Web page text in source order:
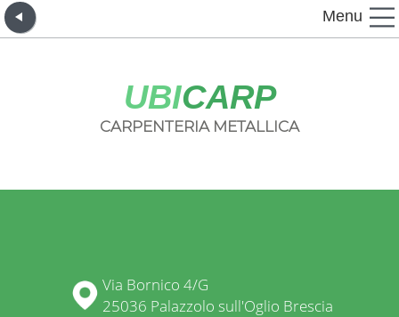
Menu
UBICARP
CARPENTERIA METALLICA
Via Bornico 4/G
25036 Palazzolo sull'Oglio Brescia